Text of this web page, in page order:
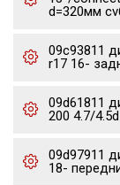
d=320мм
09c93811
r17 16-
09d61811
200 4.7/
09d97911
18-